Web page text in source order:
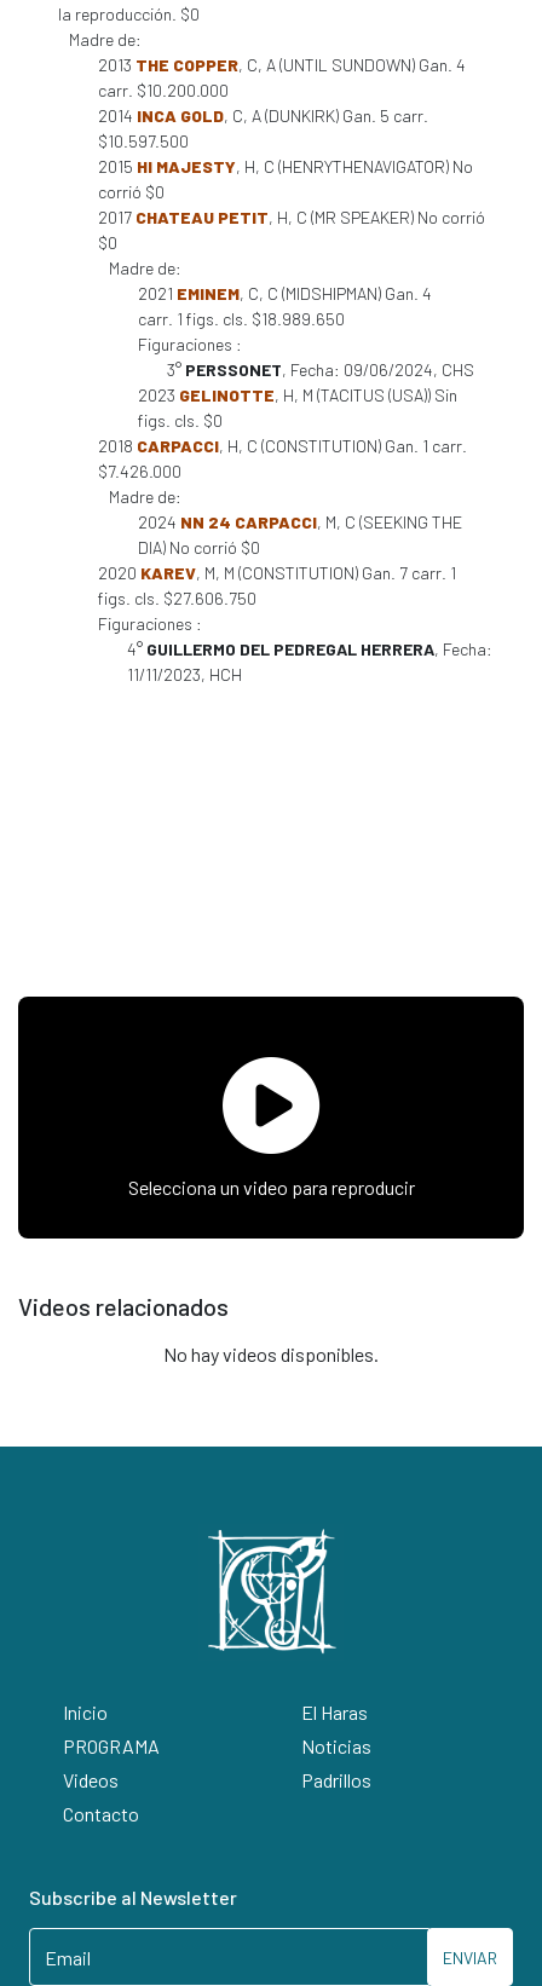
la reproducción. $0
Madre de:
2013 THE COPPER, C, A (UNTIL SUNDOWN) Gan. 4
carr. $10.200.000
2014 INCA GOLD, C, A (DUNKIRK) Gan. 5 carr.
$10.597.500
2015 HI MAJESTY, H, C (HENRYTHENAVIGATOR) No
corrió $0
2017 CHATEAU PETIT, H, C (MR SPEAKER) No corrió
$0
Madre de:
2021 EMINEM, C, C (MIDSHIPMAN) Gan. 4
carr. 1 figs. cls. $18.989.650
Figuraciones :
3° PERSSONET, Fecha: 09/06/2024, CHS
2023 GELINOTTE, H, M (TACITUS (USA)) Sin
figs. cls. $0
2018 CARPACCI, H, C (CONSTITUTION) Gan. 1 carr.
$7.426.000
Madre de:
2024 NN 24 CARPACCI, M, C (SEEKING THE
DIA) No corrió $0
2020 KAREV, M, M (CONSTITUTION) Gan. 7 carr. 1
figs. cls. $27.606.750
Figuraciones :
4° GUILLERMO DEL PEDREGAL HERRERA, Fecha:
11/11/2023, HCH
Selecciona un video para reproducir
Videos relacionados
No hay videos disponibles.
Inicio
El Haras
PROGRAMA
Noticias
Videos
Padrillos
Contacto
Subscribe al Newsletter
ENVIAR